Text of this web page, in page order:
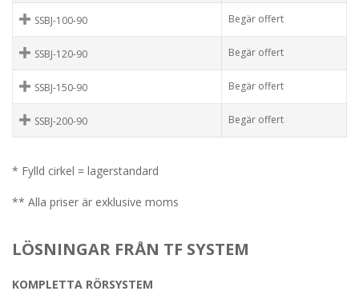
SSBJ-100-90 Begär offert
SSBJ-120-90 Begär offert
SSBJ-150-90 Begär offert
SSBJ-200-90 Begär offert
* Fylld cirkel = lagerstandard
** Alla priser är exklusive moms
LÖSNINGAR FRÅN TF SYSTEM
KOMPLETTA RÖRSYSTEM